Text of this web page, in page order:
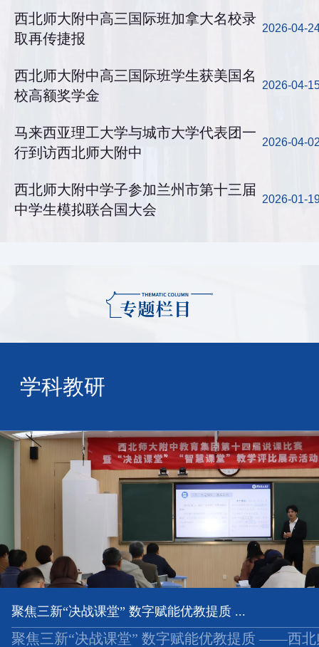
西北师大附中高三国际班加拿大名校录
取再传捷报
2026-04-
西北师大附中高三国际班学生获美国名
校高额奖学金
2026-04-
马来西亚理工大学与城市大学代表团一
行到访西北师大附中
2026-04-
西北师大附中学子参加兰州市第十三届
中学生模拟联合国大会
2026-01-
学科教研
聚焦三新“决战课堂” 数字赋能优教提质 ...
聚焦三新“决战课堂” 数字赋能优教提质 ——西北